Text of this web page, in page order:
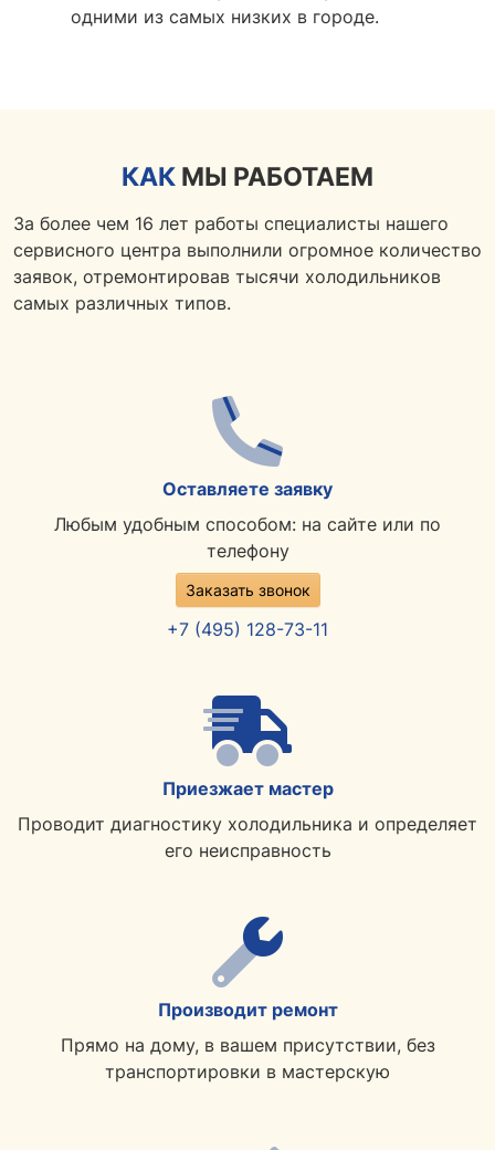
одними из самых низких в городе.
КАК МЫ РАБОТАЕМ
За более чем 16 лет работы специалисты нашего
сервисного центра выполнили огромное количество
заявок, отремонтировав тысячи холодильников
самых различных типов.
Оставляете заявку
Любым удобным способом: на сайте или по
телефону
Заказать звонок
+7 (495) 128-73-11
Приезжает мастер
Проводит диагностику холодильника и определяет
его неисправность
Производит ремонт
Прямо на дому, в вашем присутствии, без
транспортировки в мастерскую